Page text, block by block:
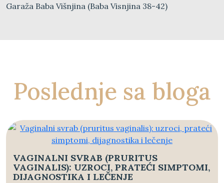
Garaža Baba Višnjina (Baba Visnjina 38-42)
Poslednje sa bloga
VAGINALNI SVRAB (PRURITUS
VAGINALIS): UZROCI, PRATEĆI SIMPTOMI,
DIJAGNOSTIKA I LEČENJE